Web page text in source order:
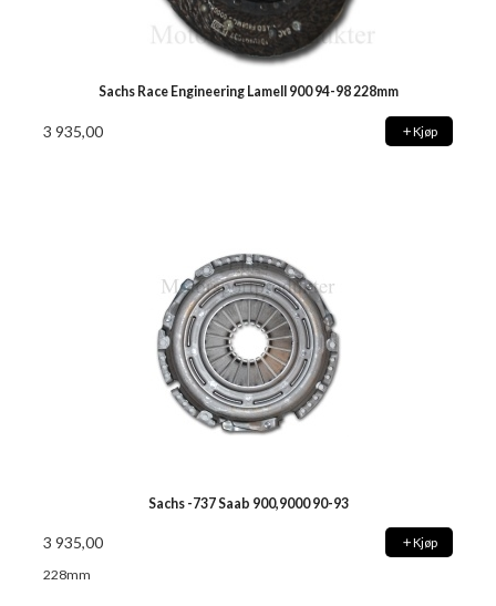
Sachs Race Engineering Lamell 900 94-98 228mm
3 935,00 Kjøp
Sachs -737 Saab 900,9000 90-93
3 935,00 Kjøp
228mm